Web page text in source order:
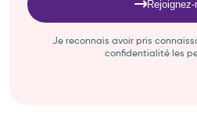
Rejoignez-
Je reconnais avoir pris
confidentialité les